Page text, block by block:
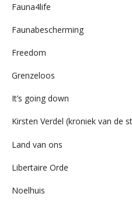
Fauna4life
Faunabescherming
Freedom
Grenzeloos
It’s going down
Kirsten Verdel (kroniek van de
Land van ons
Libertaire Orde
Noelhuis